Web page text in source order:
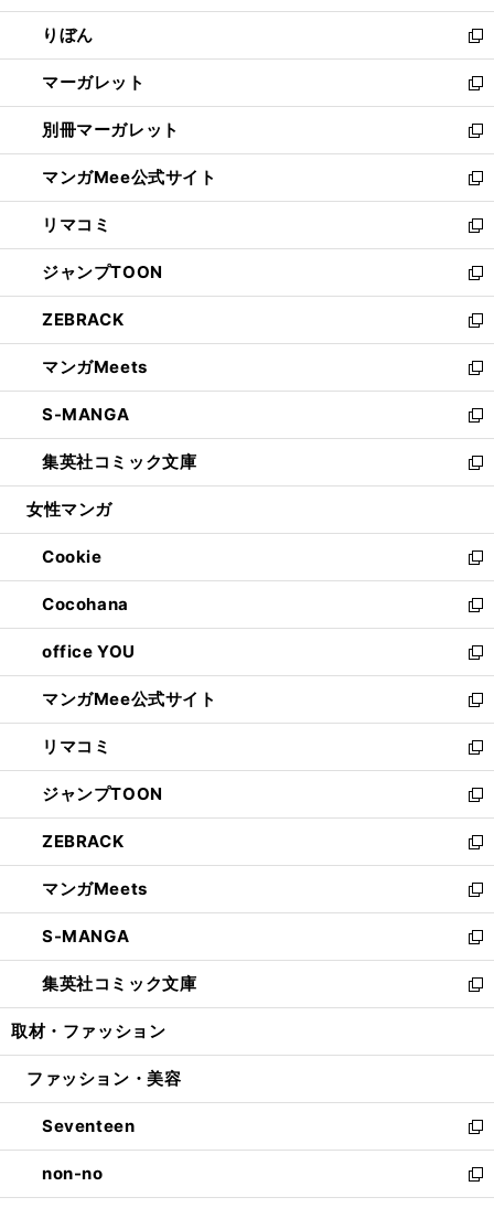
開
く
ウ
で
開
く
ン
ド
ウ
で
開
く
ウ
ィ
ン
ド
ウ
で
開
く
りぼん
新
し
い
ウ
ィ
ン
ド
ウ
で
開
く
マーガレット
新
し
い
ウ
ィ
ン
ド
ウ
で
開
く
別冊マーガレット
新
し
い
ウ
ィ
ン
ド
ウ
で
開
く
マンガMee公式サイト
新
し
い
ウ
ィ
ン
ド
ウ
で
開
く
リマコミ
新
し
い
ウ
ィ
ン
ド
ウ
で
開
く
ジャンプTOON
新
し
い
ウ
ィ
ン
ド
ウ
で
開
ZEBRACK
新
し
い
ウ
ィ
ン
ド
ウ
開
く
マンガMeets
新
し
い
ウ
ィ
ン
ウ
で
開
く
S-MANGA
新
し
い
ウ
ン
ド
ウ
で
開
く
集英社コミック文庫
新
し
ウ
ィ
ン
ド
ウ
で
開
く
女性マンガ
Cookie
新
し
い
ウ
ィ
ン
ド
ウ
で
開
く
Cocohana
新
し
い
ウ
ィ
ン
ド
ウ
で
開
く
office YOU
新
し
い
ウ
ィ
ン
ド
ウ
で
開
く
マンガMee公式サイト
新
し
い
ウ
ィ
ン
ド
ウ
で
開
く
リマコミ
新
し
い
ウ
ィ
ン
ド
ウ
で
開
く
ジャンプTOON
新
し
い
ウ
ィ
ン
ド
ウ
で
開
ZEBRACK
新
し
い
ウ
ィ
ン
ド
ウ
開
マンガMeets
新
し
い
ウ
ィ
ン
ウ
開
く
S-MANGA
新
し
い
ウ
ン
ウ
で
開
く
集英社コミック文庫
新
し
ウ
ン
ド
ウ
で
開
取材・ファッション
ファッション・美容
Seventeen
新
し
い
ウ
non-no
新
し